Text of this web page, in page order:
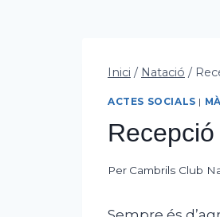
Inici / Natació /
ACTES SOCIALS |
Per Cambrils Club